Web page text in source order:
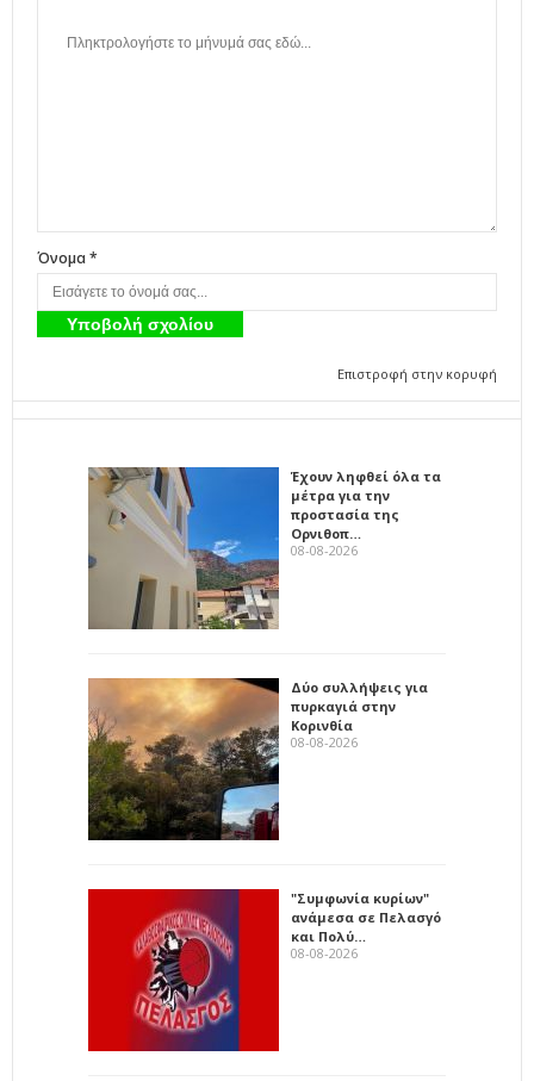
Όνομα *
Επιστροφή στην κορυφή
Έχουν ληφθεί όλα τα
μέτρα για την
προστασία της
Ορνιθοπ…
08-08-2026
Δύο συλλήψεις για
πυρκαγιά στην
Κορινθία
08-08-2026
"Συμφωνία κυρίων"
ανάμεσα σε Πελασγό
και Πολύ…
08-08-2026